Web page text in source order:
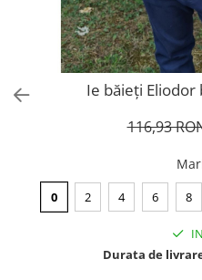
Ie băieți
116,93
0 2 4 6 8
Durata de